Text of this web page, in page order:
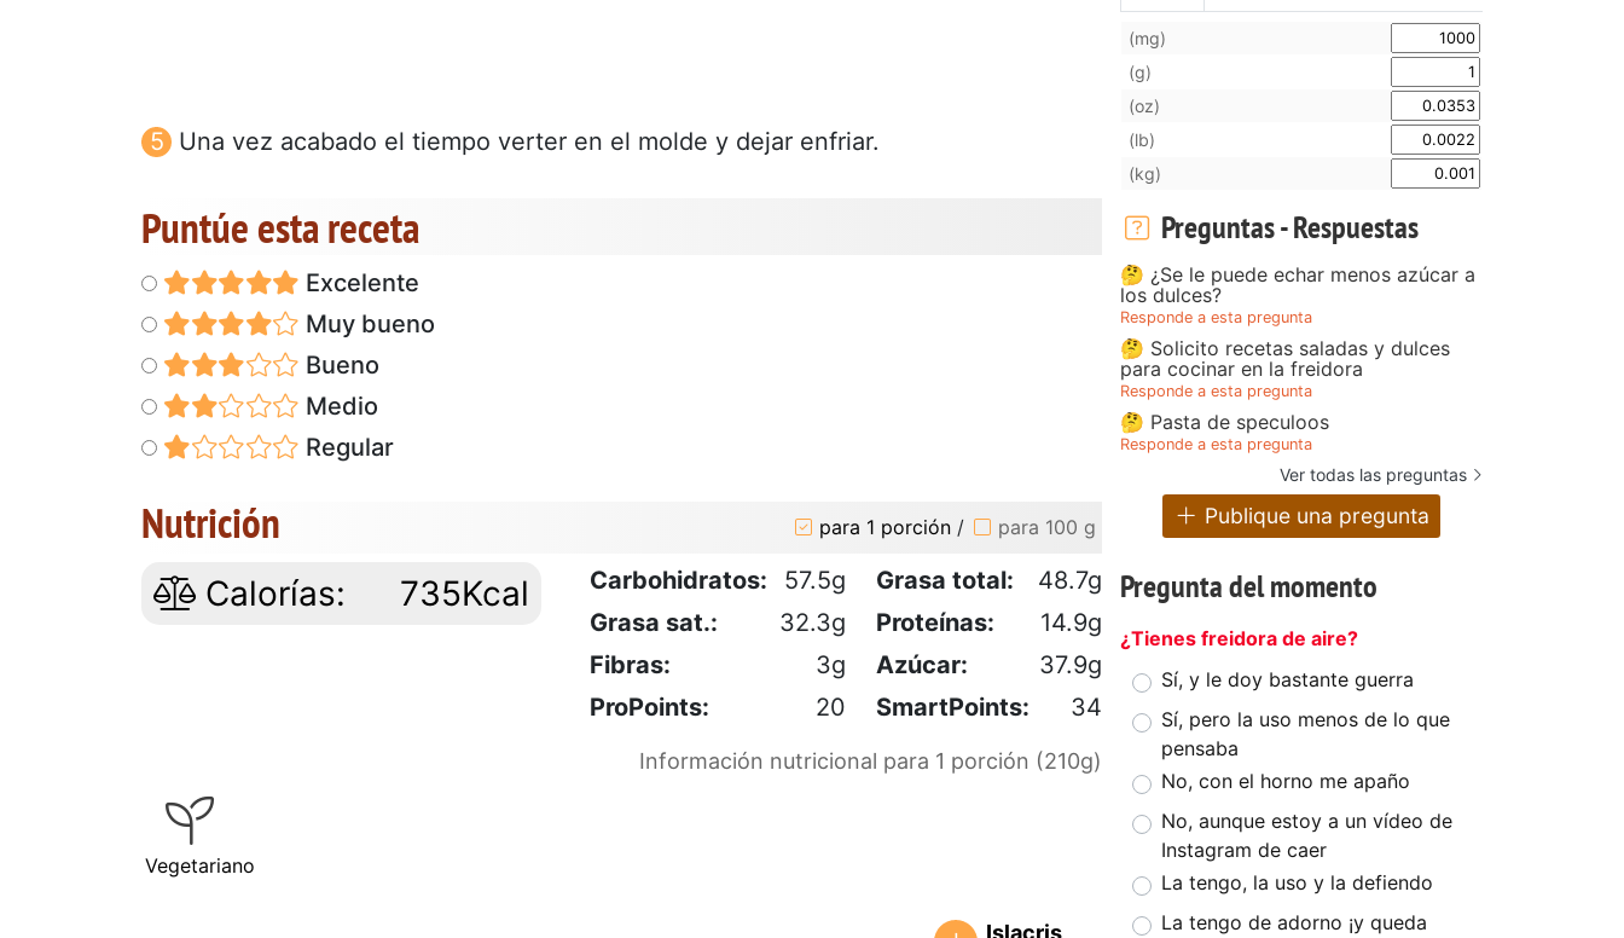
Una vez acabado el tiempo verter en el molde y dejar enfriar.
Puntúe esta receta
Excelente
Muy bueno
Bueno
Medio
Regular
Nutrición para 1 porción / para 100 g
Calorías: 735Kcal Carbohidratos: 57.5g Grasa total:
48.7g
Grasa sat.:
32.3g Proteínas:
14.9g
Fibras:
3g Azúcar:
37.9g
ProPoints:
20 SmartPoints: 34
Información nutricional para 1 porción (210g)
Vegetariano
Islacris
(mg)
(g)
(oz)
(lb)
(kg)
Preguntas - Respuestas
🤔 ¿Se le puede echar menos azúcar a
los dulces?
Responde a esta pregunta
🤔 Solicito recetas saladas y dulces
para cocinar en la freidora
Responde a esta pregunta
🤔 Pasta de speculoos
Responde a esta pregunta
Ver todas las preguntas
Publique una pregunta
Pregunta del momento
¿Tienes freidora de aire?
Sí, y le doy bastante guerra
Sí, pero la uso menos de lo que
pensaba
No, con el horno me apaño
No, aunque estoy a un vídeo de
Instagram de caer
La tengo, la uso y la defiendo
La tengo de adorno ¡y queda